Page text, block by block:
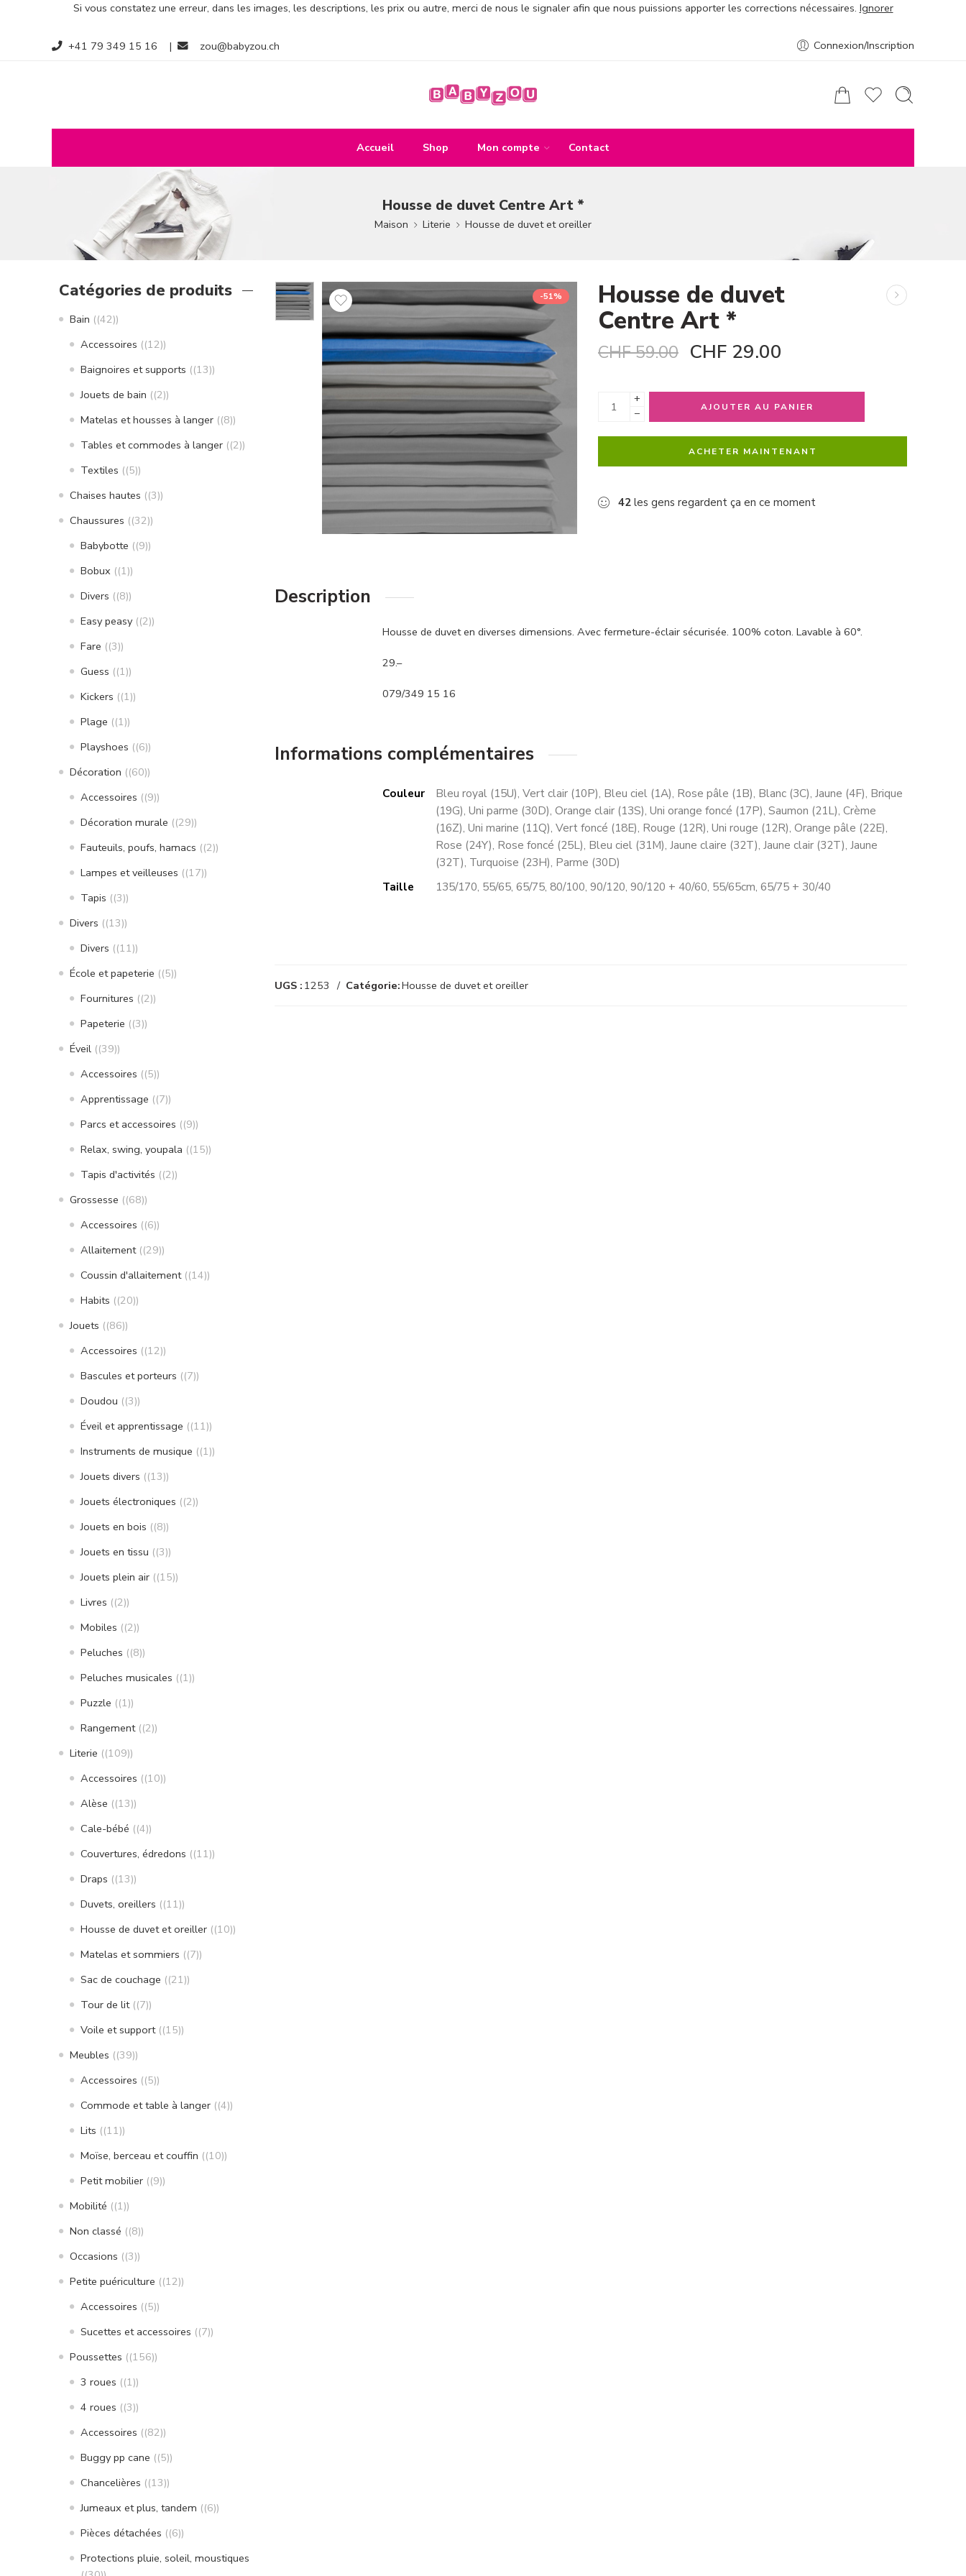
Si vous constatez une erreur, dans les images, les descriptions, les prix ou autre, merci de nous le signaler afin que nous puissions apporter les corrections nécessaires. Ignorer
+41 79 349 15 16 | zou@babyzou.ch Connexion/Inscription
Accueil Shop Mon compte Contact
Housse de duvet Centre Art *
Maison Literie Housse de duvet et oreiller
-51% Housse de duvet
Centre Art *
CHF59.00 CHF 29.00
+
−
AJOUTER AU PANIER
ACHETER MAINTENANT
42 les gens regardent ça en ce moment
Description
Housse de duvet en diverses dimensions. Avec fermeture-éclair sécurisée. 100% coton. Lavable à 60°.
29.–
079/349 15 16
Informations complémentaires
Couleur
Bleu royal (15U), Vert clair (10P), Bleu ciel (1A), Rose pâle (1B), Blanc (3C), Jaune (4F), Brique
(19G), Uni parme (30D), Orange clair (13S), Uni orange foncé (17P), Saumon (21L), Crème
(16Z), Uni marine (11Q), Vert foncé (18E), Rouge (12R), Uni rouge (12R), Orange pâle (22E),
Rose (24Y), Rose foncé (25L), Bleu ciel (31M), Jaune claire (32T), Jaune clair (32T), Jaune
(32T), Turquoise (23H), Parme (30D)
Taille
135/170, 55/65, 65/75, 80/100, 90/120, 90/120 + 40/60, 55/65cm, 65/75 + 30/40
UGS : 1253 Catégorie:Housse de duvet et oreiller
Catégories de produits
Bain (42)
Accessoires (12)
Baignoires et supports (13)
Jouets de bain (2)
Matelas et housses à langer (8)
Tables et commodes à langer (2)
Textiles (5)
Chaises hautes (3)
Chaussures (32)
Babybotte (9)
Bobux (1)
Divers (8)
Easy peasy (2)
Fare (3)
Guess (1)
Kickers (1)
Plage (1)
Playshoes (6)
Décoration (60)
Accessoires (9)
Décoration murale (29)
Fauteuils, poufs, hamacs (2)
Lampes et veilleuses (17)
Tapis (3)
Divers (13)
Divers (11)
École et papeterie (5)
Fournitures (2)
Papeterie (3)
Éveil (39)
Accessoires (5)
Apprentissage (7)
Parcs et accessoires (9)
Relax, swing, youpala (15)
Tapis d'activités (2)
Grossesse (68)
Accessoires (6)
Allaitement (29)
Coussin d'allaitement (14)
Habits (20)
Jouets (86)
Accessoires (12)
Bascules et porteurs (7)
Doudou (3)
Éveil et apprentissage (11)
Instruments de musique (1)
Jouets divers (13)
Jouets électroniques (2)
Jouets en bois (8)
Jouets en tissu (3)
Jouets plein air (15)
Livres (2)
Mobiles (2)
Peluches (8)
Peluches musicales (1)
Puzzle (1)
Rangement (2)
Literie (109)
Accessoires (10)
Alèse (13)
Cale-bébé (4)
Couvertures, édredons (11)
Draps (13)
Duvets, oreillers (11)
Housse de duvet et oreiller (10)
Matelas et sommiers (7)
Sac de couchage (21)
Tour de lit (7)
Voile et support (15)
Meubles (39)
Accessoires (5)
Commode et table à langer (4)
Lits (11)
Moïse, berceau et couffin (10)
Petit mobilier (9)
Mobilité (1)
Non classé (8)
Occasions (3)
Petite puériculture (12)
Accessoires (5)
Sucettes et accessoires (7)
Poussettes (156)
3 roues (1)
4 roues (3)
Accessoires (82)
Buggy pp cane (5)
Chancelières (13)
Jumeaux et plus, tandem (6)
Pièces détachées (6)
Protections pluie, soleil, moustiques